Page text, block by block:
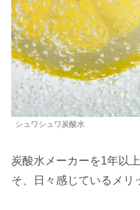
シュワシュワ炭酸水
炭酸水メーカーを1年以
そ、日々感じているメリ